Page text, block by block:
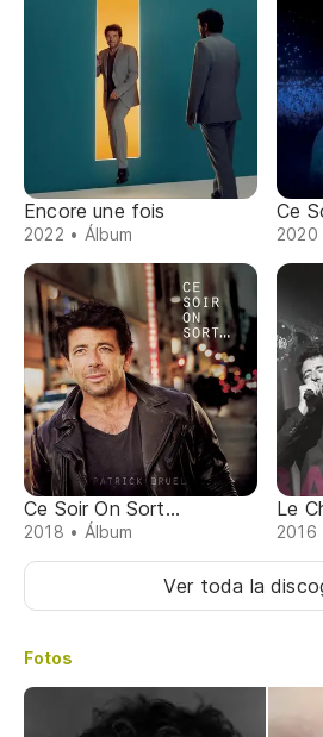
Encore une fois
2022 • Álbum
Ce
2020
Ce Soir On Sort...
2018 • Álbum
Le
2016
Ver toda la
Fotos